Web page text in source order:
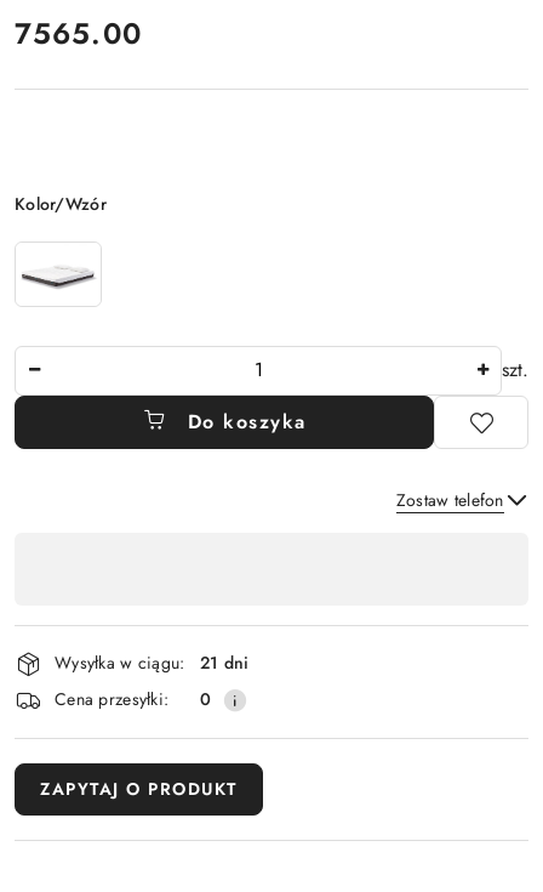
cena:
7565.00
Wariant
Kolor/Wzór
szt.
Do koszyka
Zostaw telefon
płatność
i
dostawa
Wysyłka w ciągu:
21 dni
Cena przesyłki:
0
ZAPYTAJ O PRODUKT